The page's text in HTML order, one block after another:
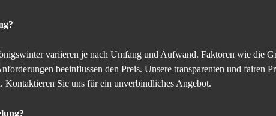
variieren je nach Umfang und Aufwand. Faktoren wie die
beeinflussen den Preis. Unsere transparenten und fairen
Kontaktieren Sie uns für ein unverbindliches Angebot.